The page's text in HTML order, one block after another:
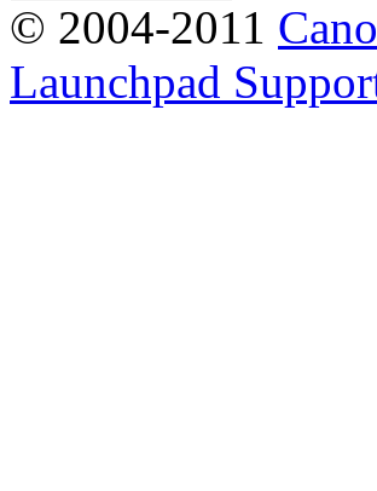
© 2004-2011
Launchpad